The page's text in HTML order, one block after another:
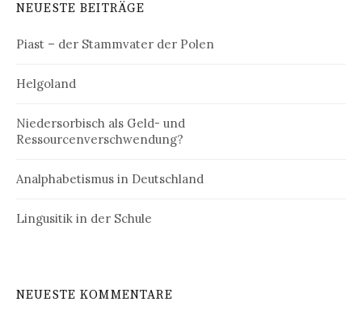
NEUESTE BEITRÄGE
Piast – der Stammvater der Polen
Helgoland
Niedersorbisch als Geld- und
Ressourcenverschwendung?
Analphabetismus in Deutschland
Lingusitik in der Schule
NEUESTE KOMMENTARE